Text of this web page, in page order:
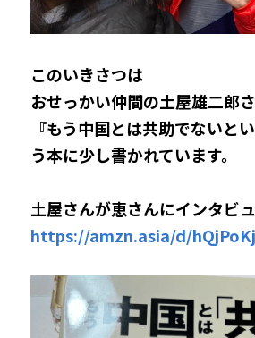
このいきさつは
おせっかい仲間の土屋雄二郎
『もう中国とは共助でないと
う本に少し書かれています。
土屋さんが恵さんにインタビュ
https://amzn.asia/d/hQjPoKj